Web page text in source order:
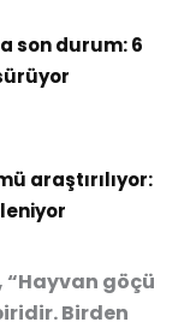
son durum: 6
araştırılıyor:
“Hayvan göçü
Birden